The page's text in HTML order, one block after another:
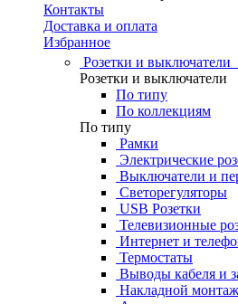
Контакты
Доставка и оплата
Избранное
Розетки и выключатели
Розетки и выключатели
По типу
По коллекциям
По типу
Рамки
Электрические
Выключатели и
Светорегуляторы
USB Розетки
Телевизионные
Интернет и
Термостаты
Выводы кабеля и
Накладной монтаж